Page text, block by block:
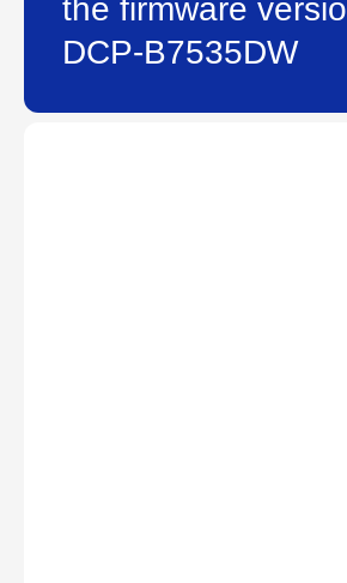
the firmware
DCP-B7535DW